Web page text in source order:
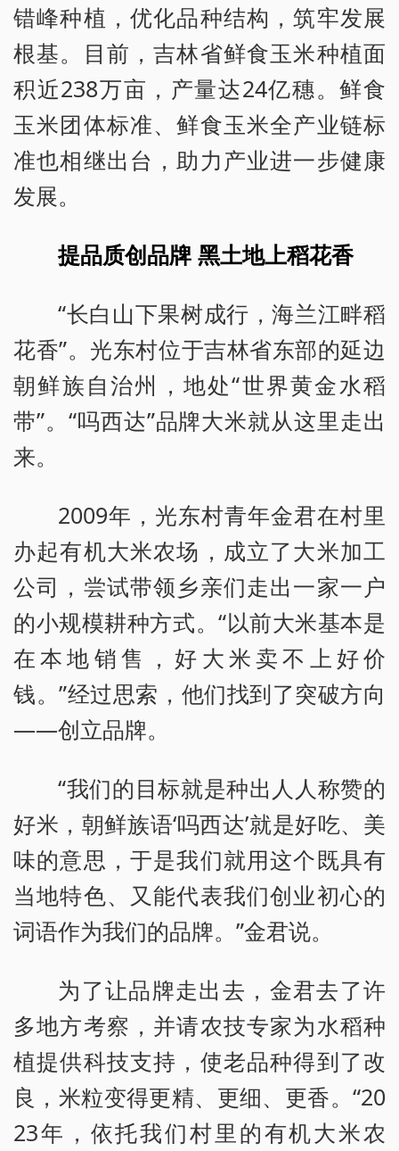
错峰种植，优化品种结构，筑牢发展
根基。目前，吉林省鲜食玉米种植面
积近238万亩，产量达24亿穗。鲜食
玉米团体标准、鲜食玉米全产业链标
准也相继出台，助力产业进一步健康
发展。
提品质创品牌 黑土地上稻花香
“长白山下果树成行，海兰江畔稻
花香”。光东村位于吉林省东部的延边
朝鲜族自治州，地处“世界黄金水稻
带”。“吗西达”品牌大米就从这里走出
来。
2009年，光东村青年金君在村里
办起有机大米农场，成立了大米加工
公司，尝试带领乡亲们走出一家一户
的小规模耕种方式。“以前大米基本是
在本地销售，好大米卖不上好价
钱。”经过思索，他们找到了突破方向
——创立品牌。
“我们的目标就是种出人人称赞的
好米，朝鲜族语‘吗西达’就是好吃、美
味的意思，于是我们就用这个既具有
当地特色、又能代表我们创业初心的
词语作为我们的品牌。”金君说。
为了让品牌走出去，金君去了许
多地方考察，并请农技专家为水稻种
植提供科技支持，使老品种得到了改
良，米粒变得更精、更细、更香。“20
23年，依托我们村里的有机大米农